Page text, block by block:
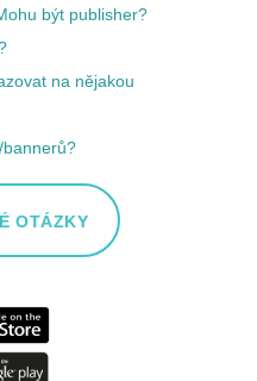
být publisher?
na nějakou
OTÁZKY